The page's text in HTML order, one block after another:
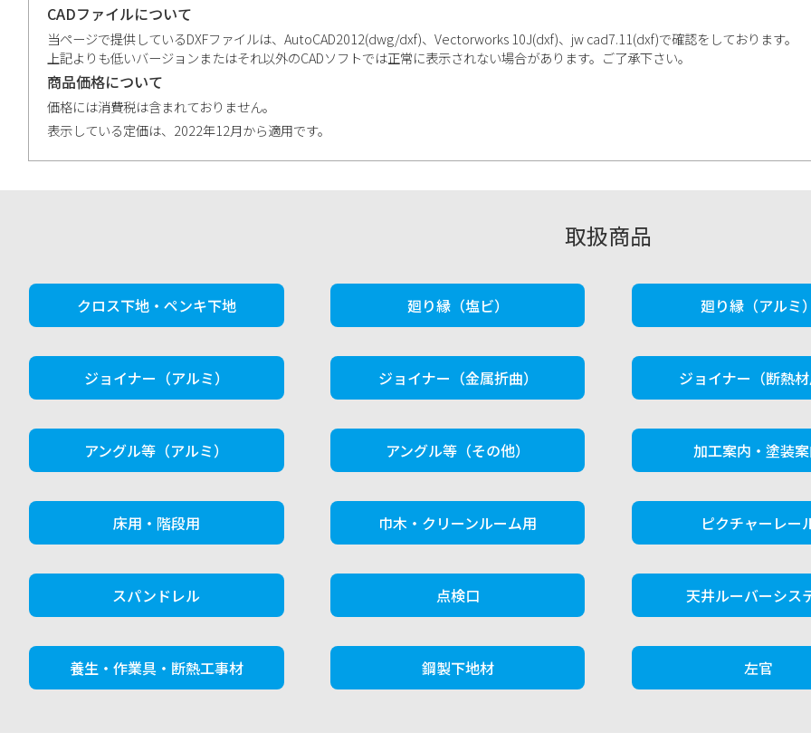
CADファイルについて
当ページで提供しているDXFファイルは、AutoCAD2012(dwg/dxf)、Vectorworks 10J(dxf)、jw cad7.11(dxf)で確認をしております。
上記よりも低いバージョンまたはそれ以外のCADソフトでは正常に表示されない場合があります。ご了承下さい。
商品価格について
価格には消費税は含まれておりません。
表示している定価は、2022年12月から適用です。
取扱商品
クロス下地・ペンキ下地 廻り縁（塩ビ） 廻り縁（アルミ）
ジョイナー（アルミ） ジョイナー（金属折曲） ジョイナー（断熱材
アングル等（アルミ） アングル等（その他） 加工案内・塗装
床用・階段用 巾木・クリーンルーム用 ピクチャーレー
スパンドレル 点検口 天井ルーバーシス
養生・作業具・断熱工事材 鋼製下地材 左官